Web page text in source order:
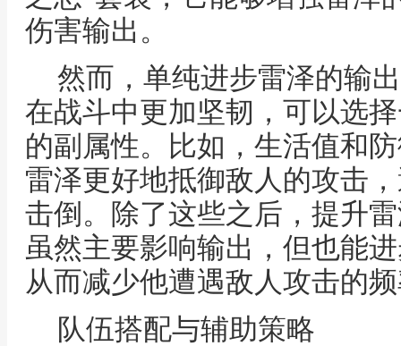
伤害输出。
然而，单纯进步雷泽的输
在战斗中更加坚韧，可以选
的副属性。比如，生活值和
雷泽更好地抵御敌人的攻击
击倒。除了这些之后，提升
虽然主要影响输出，但也能
从而减少他遭遇敌人攻击的
队伍搭配与辅助策略